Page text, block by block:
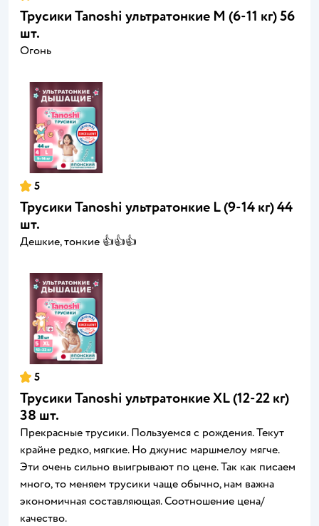
Трусики Tanoshi ультратонкие M (6-11 кг) 56
шт.
Огонь
5
Трусики Tanoshi ультратонкие L (9-14 кг) 44
шт.
Дешкие, тонкие 👍👍👍
5
Трусики Tanoshi ультратонкие XL (12-22 кг)
38 шт.
Прекрасные трусики. Пользуемся с рождения. Текут
крайне редко, мягкие. Но джунис маршмелоу мягче.
Эти очень сильно выигрывают по цене. Так как писаем
много, то меняем трусики чаще обычно, нам важна
экономичная составляющая. Соотношение цена/
качество.